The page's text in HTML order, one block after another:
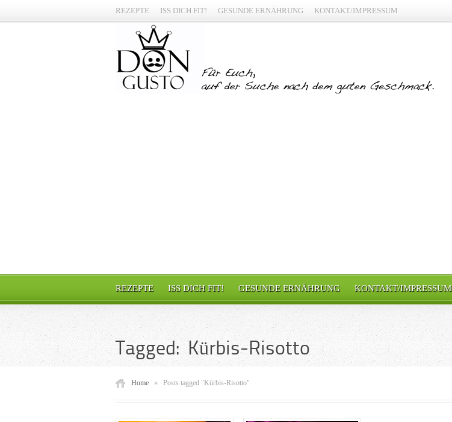
REZEPTE ISS DICH FIT! GESUNDE ERNÄHRUNG KONTAKT/IMPRESSUM
REZEPTE ISS DICH FIT! GESUNDE ERNÄHRUNG KONTAKT/IMPRESSUM
Tagged: Kürbis-Risotto
Home » Posts tagged "Kürbis-Risotto"